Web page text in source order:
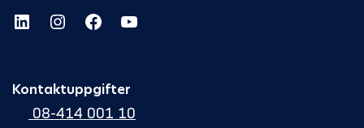
LinkedInInstagram
Facebook
YouTube
Kontaktuppgifter
08-414 001 10